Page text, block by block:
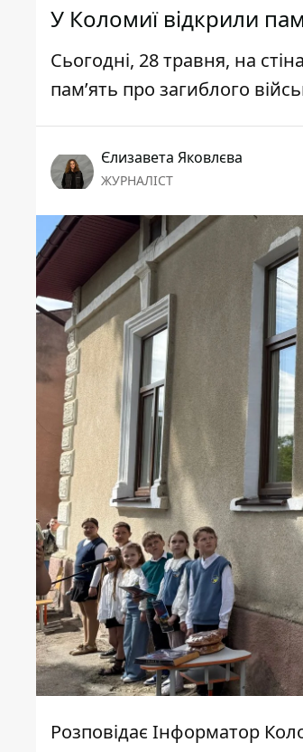
У Коломиї відкрили
Сьогодні, 28 травня, на
памʼять про загиблого
Єлизавета Яковлєва
ЖУРНАЛІСТ
Розповідає Інформатор